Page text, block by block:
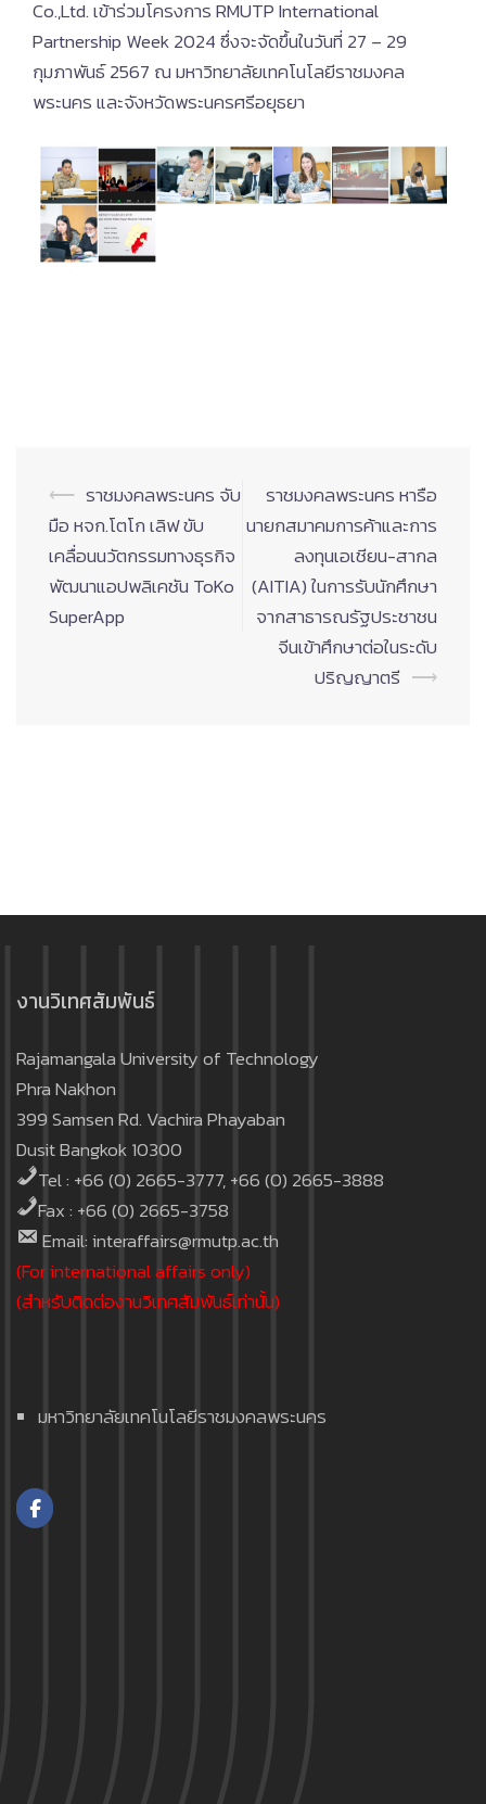
Co.,Ltd. เข้าร่วมโครงการ RMUTP International
Partnership Week 2024 ซึ่งจะจัดขึ้นในวันที่ 27 – 29
กุมภาพันธ์ 2567 ณ มหาวิทยาลัยเทคโนโลยีราชมงคล
พระนคร และจังหวัดพระนครศรีอยุธยา
Post
navigation
⟵ ราชมงคลพระนคร จับ
มือ หจก.โตโก เลิฟ ขับ
เคลื่อนนวัตกรรมทางธุรกิจ
พัฒนาแอปพลิเคชัน ToKo
SuperApp
ราชมงคลพระนคร หารือ
นายกสมาคมการค้าและการ
ลงทุนเอเชียน-สากล
(AITIA) ในการรับนักศึกษา
จากสาธารณรัฐประชาชน
จีนเข้าศึกษาต่อในระดับ
ปริญญาตรี ⟶
งานวิเทศสัมพันธ์
Rajamangala University of Technology
Phra Nakhon
399 Samsen Rd. Vachira Phayaban
Dusit Bangkok 10300
Tel : +66 (0) 2665-3777, +66 (0) 2665-3888
Fax : +66 (0) 2665-3758
Email: interaffairs@rmutp.ac.th
(For international affairs only)
(สำหรับติดต่องานวิเทศสัมพันธ์เท่านั้น)
มหาวิทยาลัยเทคโนโลยีราชมงคลพระนคร